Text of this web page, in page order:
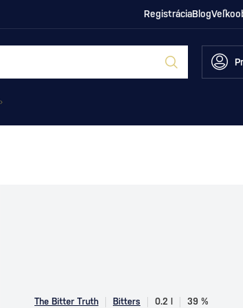
RegistráciaBlog
The Bitter Truth Bitters 0.2 l 39 %